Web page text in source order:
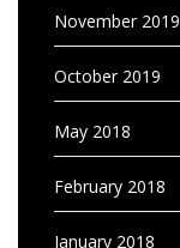
November 2019
October 2019
May 2018
February 2018
January 2018